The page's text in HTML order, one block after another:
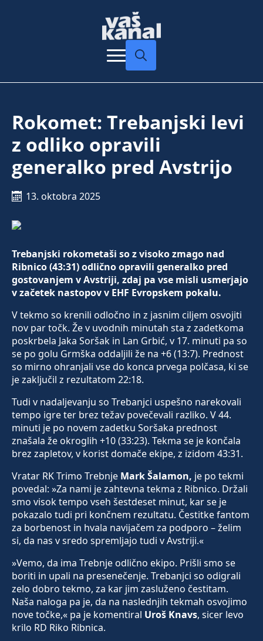
Rokomet: Trebanjski levi
z odliko opravili
generalko pred Avstrijo
13. oktobra 2025
Trebanjski rokometaši so z visoko zmago nad
Ribnico (43:31) odlično opravili generalko pred
gostovanjem v Avstriji, zdaj pa vse misli usmerjajo
v začetek nastopov v EHF Evropskem pokalu.
V tekmo so krenili odločno in z jasnim ciljem osvojiti
nov par točk. Že v uvodnih minutah sta z zadetkoma
poskrbela Jaka Soršak in Lan Grbić, v 17. minuti pa so
se po golu Grmška oddaljili že na +6 (13:7). Prednost
so mirno ohranjali vse do konca prvega polčasa, ki se
je zaključil z rezultatom 22:18.
Tudi v nadaljevanju so Trebanjci uspešno narekovali
tempo igre ter brez težav povečevali razliko. V 44.
minuti je po novem zadetku Soršaka prednost
znašala že okroglih +10 (33:23). Tekma se je končala
brez zapletov, v korist domače ekipe, z izidom 43:31.
Vratar RK Trimo Trebnje Mark Šalamon, je po tekmi
povedal: »Za nami je zahtevna tekma z Ribnico. Držali
smo visok tempo vseh šestdeset minut, kar se je
pokazalo tudi pri končnem rezultatu. Čestitke fantom
za borbenost in hvala navijačem za podporo – želim
si, da nas v sredo spremljajo tudi v Avstriji.«
»Vemo, da ima Trebnje odlično ekipo. Prišli smo se
boriti in upali na presenečenje. Trebanjci so odigrali
zelo dobro tekmo, za kar jim zasluženo čestitam.
Naša naloga pa je, da na naslednjih tekmah osvojimo
nove točke,« pa je komentiral Uroš Knavs, sicer levo
krilo RD Riko Ribnica.